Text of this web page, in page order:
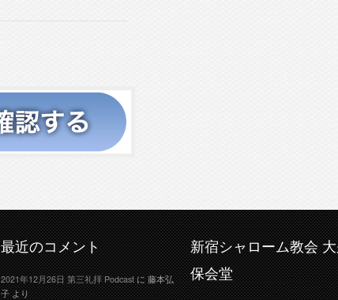
最近のコメント
2021年12月26日 第三礼拝 Podcastに藤本弘
子より
新宿シャローム教会
保会堂